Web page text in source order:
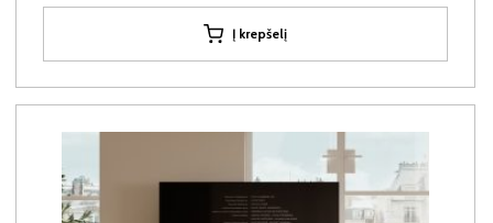
Į krepšelį